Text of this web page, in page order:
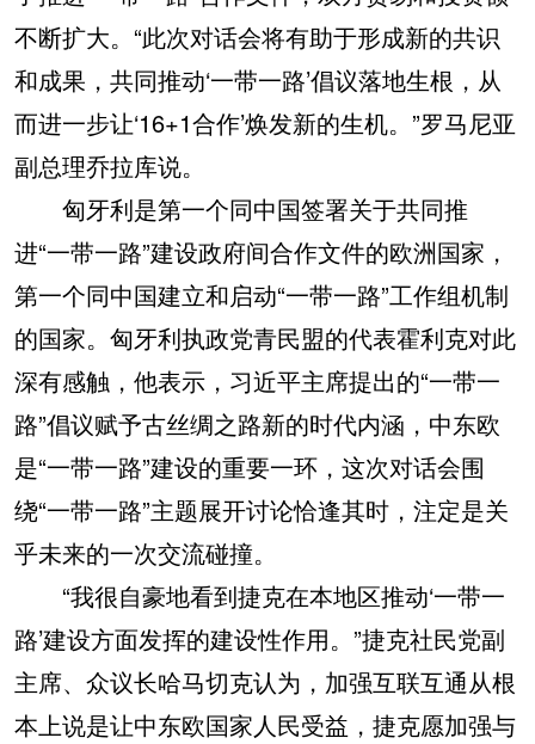
不断扩大。“此次对话会将有助于形成新的共识
和成果，共同推动‘一带一路’倡议落地生根，从
而进一步让‘16+1合作’焕发新的生机。”罗马尼亚
副总理乔拉库说。
匈牙利是第一个同中国签署关于共同推
进“一带一路”建设政府间合作文件的欧洲国家，
第一个同中国建立和启动“一带一路”工作组机制
的国家。匈牙利执政党青民盟的代表霍利克对此
深有感触，他表示，习近平主席提出的“一带一
路”倡议赋予古丝绸之路新的时代内涵，中东欧
是“一带一路”建设的重要一环，这次对话会围
绕“一带一路”主题展开讨论恰逢其时，注定是关
乎未来的一次交流碰撞。
“我很自豪地看到捷克在本地区推动‘一带一
路’建设方面发挥的建设性作用。”捷克社民党副
主席、众议长哈马切克认为，加强互联互通从根
本上说是让中东欧国家人民受益，捷克愿加强与